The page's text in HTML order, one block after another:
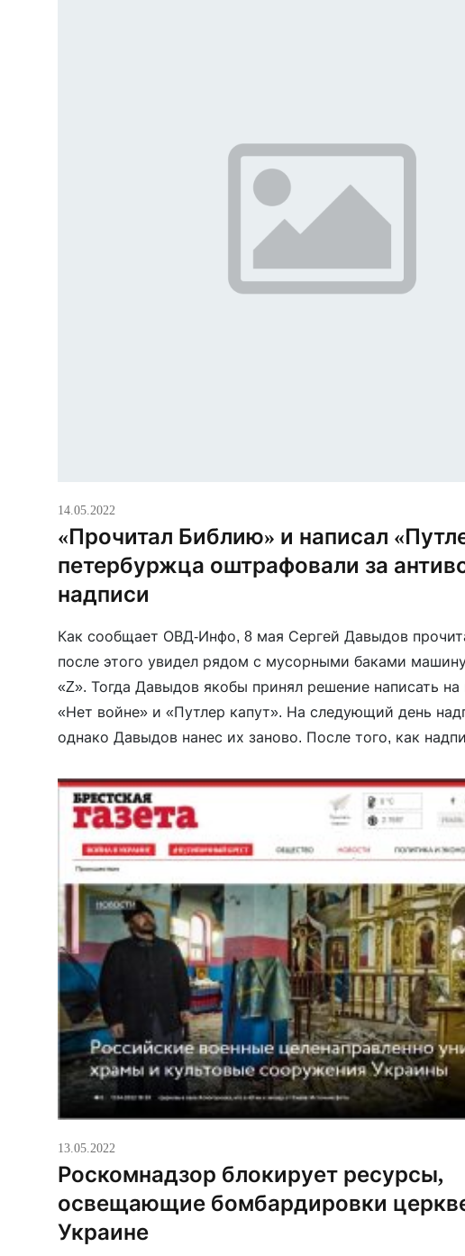
14.05.2022
«Прочитал Библию» и написал
петербуржца оштрафовали за
надписи
Как сообщает ОВД-Инфо, 8 мая Сергей Давыдов
после этого увидел рядом с мусорными баками
«Z». Тогда Давыдов якобы принял решение написать на
«Нет войне» и «Путлер капут». На следующий день
однако Давыдов нанес их заново. После того, как
13.05.2022
Роскомнадзор блокирует ресурсы,
освещающие бомбардировки
Украине